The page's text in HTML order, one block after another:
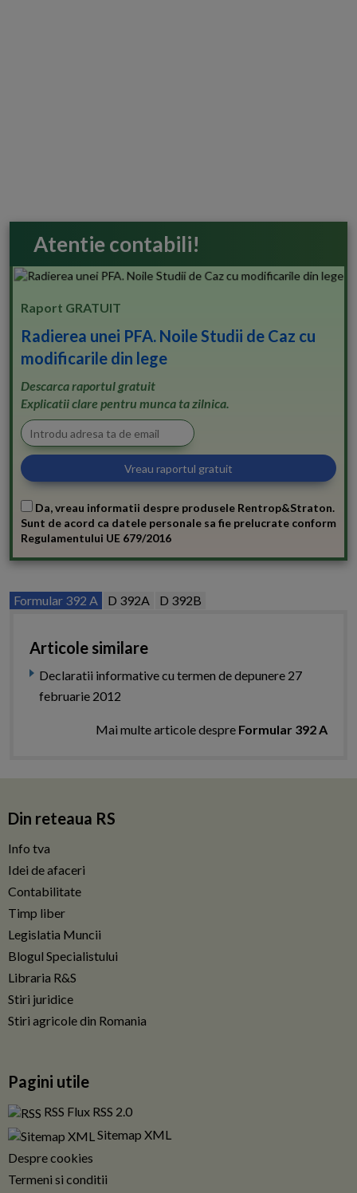
Atentie contabili!
Raport GRATUIT
Radierea unei PFA. Noile Studii de Caz cu
modificarile din lege
Descarca raportul gratuit
Explicatii clare pentru munca ta zilnica.
Da, vreau informatii despre produsele Rentrop&Straton.
Sunt de acord ca datele personale sa fie prelucrate conform
Regulamentului UE 679/2016
Formular 392 A D 392A D 392B
Articole similare
Declaratii informative cu termen de depunere 27
februarie 2012
Mai multe articole despre Formular 392 A
Din reteaua RS
Info tva
Idei de afaceri
Contabilitate
Timp liber
Legislatia Muncii
Blogul Specialistului
Libraria R&S
Stiri juridice
Stiri agricole din Romania
Pagini utile
RSS Flux RSS 2.0
Sitemap XML
Despre cookies
Termeni si conditii